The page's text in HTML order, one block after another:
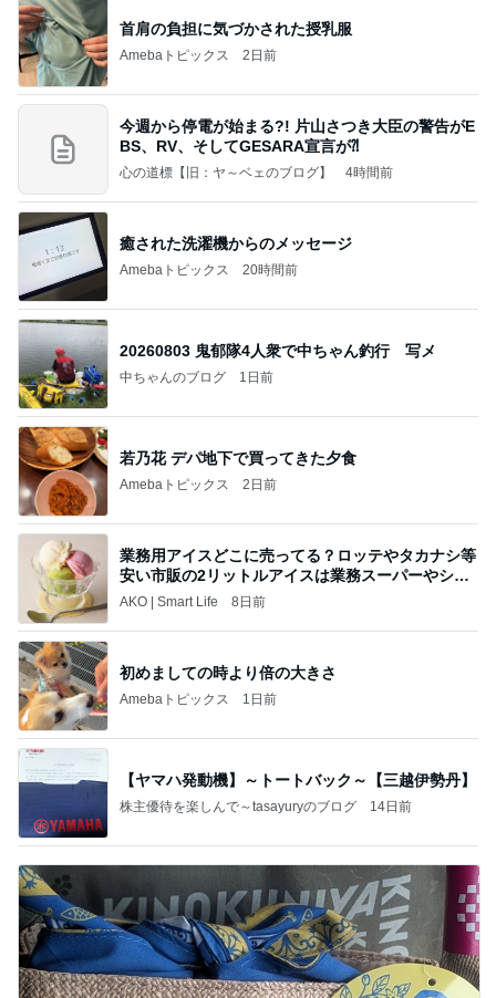
首肩の負担に気づかされた授乳服
Amebaトピックス 2日前
今週から停電が始まる?! 片山さつき大臣の警告がE
BS、RV、そしてGESARA宣言が⁈
心の道標【旧：ヤ～ベェのブログ】 4時間前
癒された洗濯機からのメッセージ
Amebaトピックス 20時間前
20260803 鬼郁隊4人衆で中ちゃん釣行 写メ
中ちゃんのブログ 1日前
若乃花 デパ地下で買ってきた夕食
Amebaトピックス 2日前
業務用アイスどこに売ってる？ロッテやタカナシ等
安い市販の2リットルアイスは業務スーパーやシャ
トレ
AKO | Smart Life 8日前
初めましての時より倍の大きさ
Amebaトピックス 1日前
【ヤマハ発動機】～トートバック～【三越伊勢丹】
株主優待を楽しんで～tasayuryのブログ 14日前